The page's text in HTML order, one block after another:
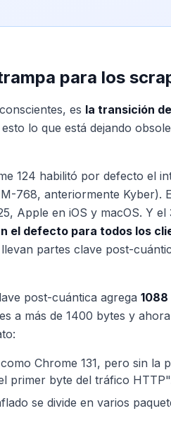
para los
es la transición
lo que está dejando
124 habilitó por defecto el
768, anteriormente Kyber).
Apple en iOS y macOS. Y el
el defecto para todos los
llevan partes clave post-
post-cuántica agrega
a más de 1400 bytes y
Chrome 131, pero sin
primer byte del tráfico
se divide en varios